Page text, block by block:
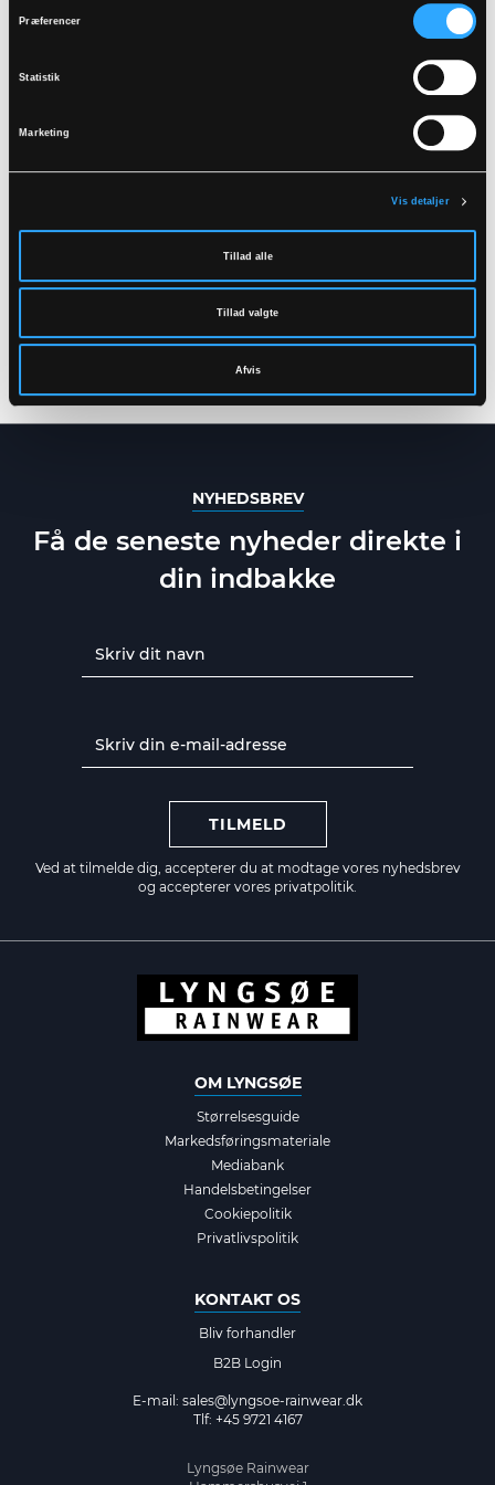
Præferencer
Statistik
Marketing
Vis detaljer
Tillad alle
Tillad valgte
Afvis
HI-VIS REGNJAKKE I PU
BRANDHÆMMENDE
HI-VIS REGNJAKKE I PU
NYHEDSBREV
Få de seneste nyheder direkte i
din indbakke
TILMELD
Ved at tilmelde dig, accepterer du at modtage vores nyhedsbrev
og accepterer vores privatpolitik.
OM LYNGSØE
Størrelsesguide
Markedsføringsmateriale
Mediabank
Handelsbetingelser
Cookiepolitik
Privatlivspolitik
KONTAKT OS
Bliv forhandler
B2B Login
E-mail: sales@lyngsoe-rainwear.dk
Tlf: +45 9721 4167
Lyngsøe Rainwear